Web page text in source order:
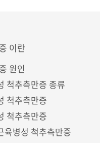
이란
원인
척추측만증 종류
척추측만증
척추측만증
육병성 척추측만증